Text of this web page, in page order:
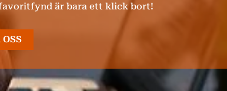
är bara ett klick bort!